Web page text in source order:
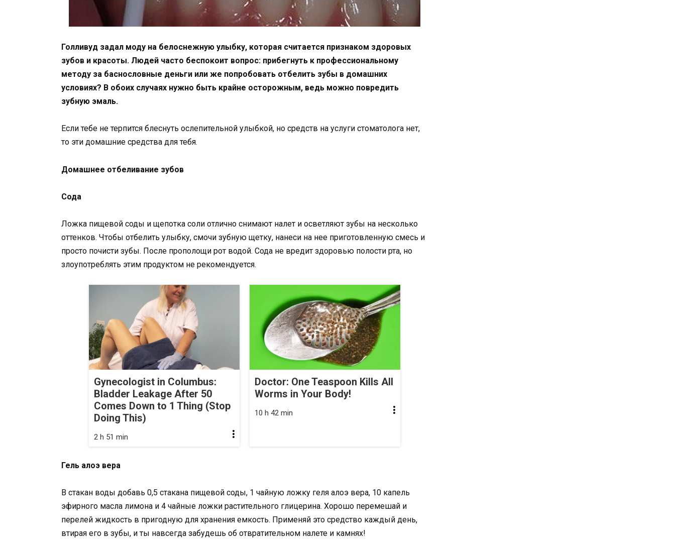
Голливуд задал моду на белоснежную улыбку, которая считается признаком здоровых
зубов и красоты. Людей часто беспокоит вопрос: прибегнуть к профессиональному
методу за баснословные деньги или же попробовать отбелить зубы в домашних
условиях? В обоих случаях нужно быть крайне осторожным, ведь можно повредить
зубную эмаль.
Если тебе не терпится блеснуть ослепительной улыбкой, но средств на услуги стоматолога нет,
то эти домашние средства для тебя.
Домашнее отбеливание зубов
Сода
Ложка пищевой соды и щепотка соли отлично снимают налет и осветляют зубы на несколько
оттенков. Чтобы отбелить улыбку, смочи зубную щетку, нанеси на нее приготовленную смесь и
просто почисти зубы. После прополощи рот водой. Сода не вредит здоровью полости рта, но
злоупотреблять этим продуктом не рекомендуется.
Gynecologist in Columbus:
Bladder Leakage After 50
Comes Down to 1 Thing (Stop
Doing This)
2 h 51 min
Doctor: One Teaspoon Kills All
Worms in Your Body!
10 h 42 min
Гель алоэ вера
В стакан воды добавь 0,5 стакана пищевой соды, 1 чайную ложку геля алоэ вера, 10 капель
эфирного масла лимона и 4 чайные ложки растительного глицерина. Хорошо перемешай и
перелей жидкость в пригодную для хранения емкость. Применяй это средство каждый день,
втирая его в зубы, и ты навсегда забудешь об отвратительном налете и камнях!